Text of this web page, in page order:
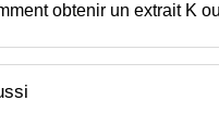
obtenir un extrait K